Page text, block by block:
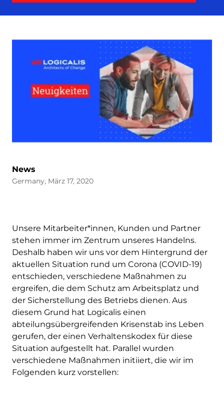
News
Germany, März 17, 2020
Unsere Mitarbeiter*innen, Kunden und Partner
stehen immer im Zentrum unseres Handelns.
Deshalb haben wir uns vor dem Hintergrund der
aktuellen Situation rund um Corona (COVID-19)
entschieden, verschiedene Maßnahmen zu
ergreifen, die dem Schutz am Arbeitsplatz und
der Sicherstellung des Betriebs dienen. Aus
diesem Grund hat Logicalis einen
abteilungsübergreifenden Krisenstab ins Leben
gerufen, der einen Verhaltenskodex für diese
Situation aufgestellt hat. Parallel wurden
verschiedene Maßnahmen initiiert, die wir im
Folgenden kurz vorstellen: